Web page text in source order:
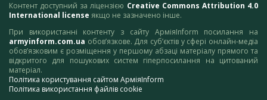
Контент доступний за ліцензією Creative Commons Attribution 4.0
International license якщо не зазначено інше.
При використанні контенту з сайту АрміяInform посилання на
armyinform.com.ua обов’язкове. Для суб’єктів у сфері онлайн-медіа
обов’язковим є розміщення у першому абзаці матеріалу прямого та
відкритого для пошукових систем гіперпосилання на цитований
матеріал.
Політика користування сайтом АрміяInform
Політика використання файлів cookie